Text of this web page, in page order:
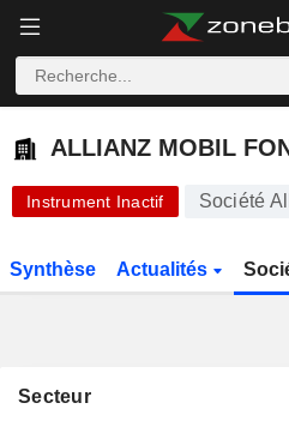
ALLIANZ MOBIL FONDS
ALLIANZ MOBIL
Instrument Inactif Société
Synthèse Actualités
Secteur